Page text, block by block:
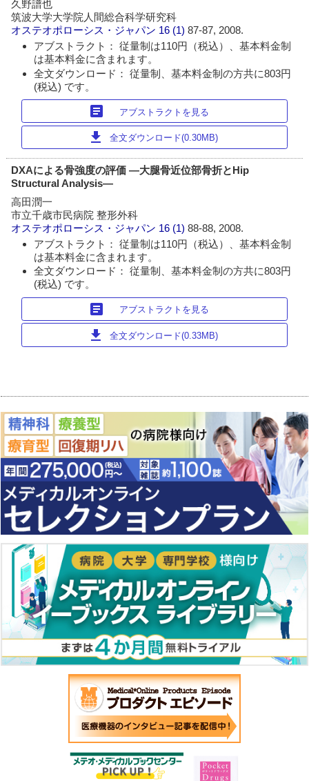
久野譜也
筑波大学大学院人間総合科学研究科
オステオポローシス・ジャパン 16 (1)87-87, 2008.
アブストラクト： 従量制は110円（税込）、基本料金制
は基本料金に含まれます。
全文ダウンロード： 従量制、基本料金制の方共に803円
(税込) です。
article アブストラクトを見る
download 全文ダウンロード(0.30MB)
DXAによる骨強度の評価 ―大腿骨近位部骨折とHip
Structural Analysis―
高田潤一
市立千歳市民病院 整形外科
オステオポローシス・ジャパン 16 (1)88-88, 2008.
アブストラクト： 従量制は110円（税込）、基本料金制
は基本料金に含まれます。
全文ダウンロード： 従量制、基本料金制の方共に803円
(税込) です。
article アブストラクトを見る
download 全文ダウンロード(0.33MB)